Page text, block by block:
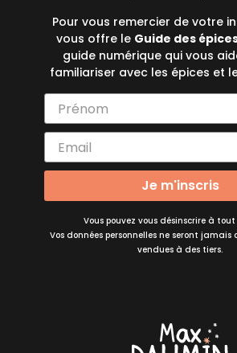
Pour vous remercier de votre
vous offre le Guide des
guide numérique qui vous
familiariser avec les épices et
Je m'inscris
Vous pouvez vous désinscrire à
Vos données personnelles ne seront jamais
vendues à des tiers.